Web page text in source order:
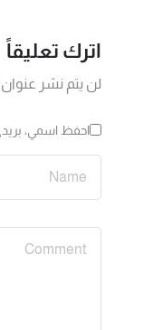
اترك تعليقاً
لن يتم نشر عنوان
احفظ اسمي،